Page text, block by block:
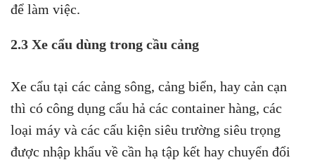
để làm việc.
2.3 Xe cẩu dùng trong cầu cảng
Xe cẩu tại các cảng sông, cảng biển, hay cản cạn
thì có công dụng cẩu hả các container hàng, các
loại máy và các cấu kiện siêu trường siêu trọng
được nhập khẩu về cần hạ tập kết hay chuyển đổi